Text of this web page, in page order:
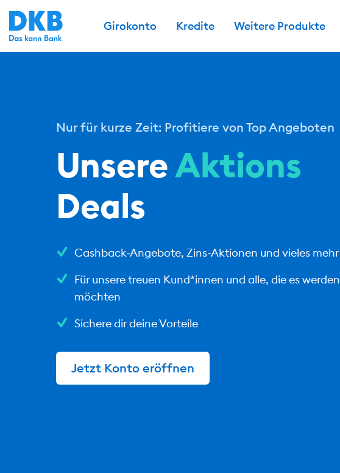
Girokonto Kredite Weitere Produkte
Nur für kurze Zeit: Profitiere von Top Angeboten
UnsereAktions
Deals
Cashback-Angebote, Zins-Aktionen und vieles mehr
Für unsere treuen Kund*innen und alle, die es werden
möchten
Sichere dir deine Vorteile
Jetzt Konto eröffnen